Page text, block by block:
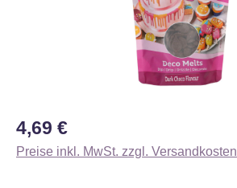
Regulärer Preis:
4,69 €
Preise inkl. MwSt. zzgl. Versandkosten